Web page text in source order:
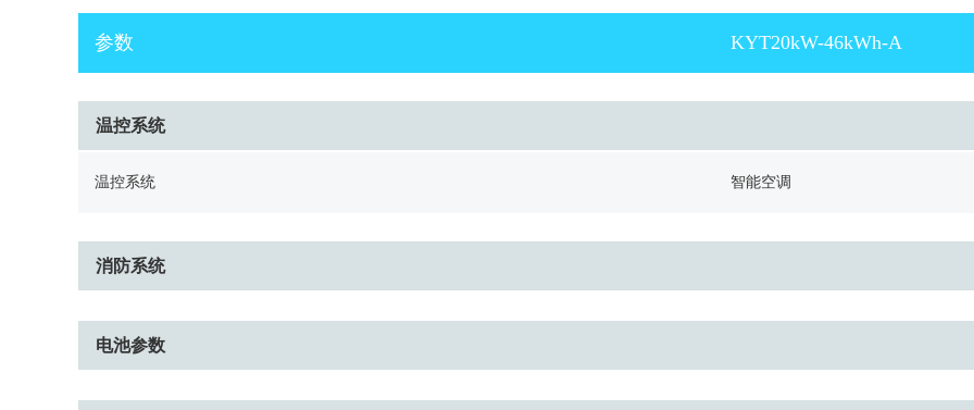
参数 KYT20kW-46kWh-A
温控系统
温控系统 智能空调
消防系统
电池参数